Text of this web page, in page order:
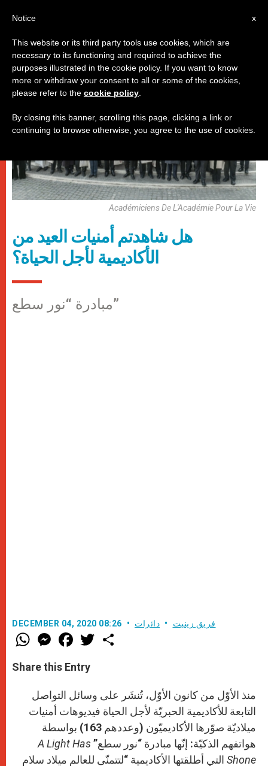
دائرات
Académiciens De L'Académie Pour La Vie
هل شاهدتم أمنيات العيد من
الأكاديمية لأجل الحياة؟
مبادرة “نور سطع”
DECEMBER 04, 2020 08:26 فريق زينيت دائرات
W
h
t
s
p
p
M
e
s
e
g
e
r
F
a
e
b
o
k
T
w
Share this Entry
منذ الأوّل من كانون الأوّل، تُنشَر على وسائل التواصل
التابعة للأكاديمية الحبريّة لأجل الحياة فيديوهات أمنيات
ميلاديّة صوّرها الأكاديميّون (وعددهم 163) بواسطة
هواتفهم الذكيّة: إنّها مبادرة “نور سطع”A Light Has
Shone التي أطلقتها الأكاديمية “لتتمنّى للعالم ميلاد سلام
x
Notice
This website or its third party tools use cookies, which are
necessary to its functioning and required to achieve the
purposes illustrated in the cookie policy. If you want to know
more or withdraw your consent to all or some of the cookies,
please refer to the cookie policy
By closing this banner, scrolling this page, clicking a link or
continuing to browse otherwise, you agree to the use of cookies.